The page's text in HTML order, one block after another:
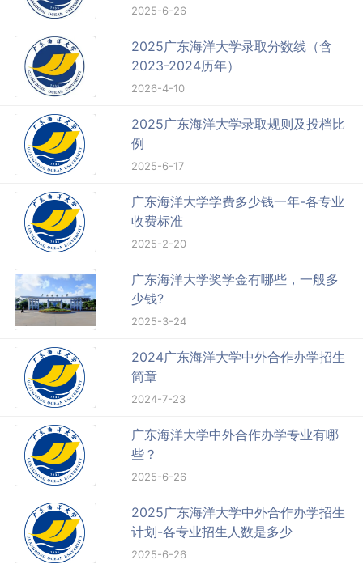
2025-6-26
2025广东海洋大学录取分数线（含
2023-2024历年）
2026-4-10
2025广东海洋大学录取规则及投档比
例
2025-6-17
广东海洋大学学费多少钱一年-各专业
收费标准
2025-2-20
广东海洋大学奖学金有哪些，一般多
少钱?
2025-3-24
2024广东海洋大学中外合作办学招生
简章
2024-7-23
广东海洋大学中外合作办学专业有哪
些？
2025-6-26
2025广东海洋大学中外合作办学招生
计划-各专业招生人数是多少
2025-6-26